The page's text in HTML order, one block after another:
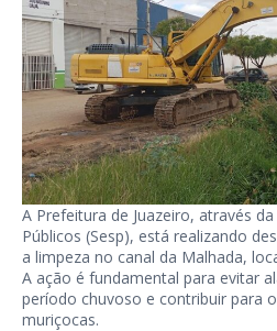
A Prefeitura de Juazeiro, através
Públicos (Sesp), está realizando
a limpeza no canal da Malhada,
A ação é fundamental para evitar
período chuvoso e contribuir para
muriçocas.